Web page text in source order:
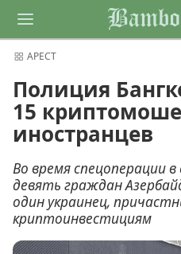
АРЕСТ
Полиция
15
иностранцев
Во время спецоперации
девять граждан
один украинец,
криптоинвестициям